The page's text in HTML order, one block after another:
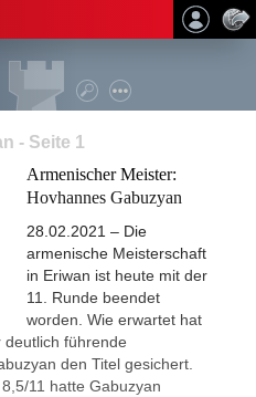
- Seite 1
Armenischer Meister:
Hovhannes Gabuzyan
28.02.2021 – Die
armenische Meisterschaft
in Eriwan ist heute mit der
11. Runde beendet
worden. Wie erwartet hat
führende
den Titel gesichert.
11 hatte Gabuzyan